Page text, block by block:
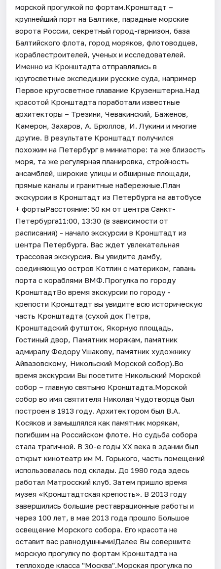
морской прогулкой по фортам.Кронштадт –
крупнейший порт на Балтике, парадные морские
ворота России, секретный город-гарнизон, база
Балтийского флота, город моряков, флотоводцев,
кораблестроителей, ученых и исследователей.
Именно из Кронштадта отправлялись в
кругосветные экспедиции русские суда, например
Первое кругосветное плавание Крузенштерна.Над
красотой Кронштадта поработали известные
архитекторы – Трезини, Чевакинский, Баженов,
Камерон, Захаров, А. Брюллов, И. Лукини и многие
другие. В результате Кронштадт получился
похожим на Петербург в миниатюре: та же близость
моря, та же регулярная планировка, стройность
ансамблей, широкие улицы и обширные площади,
прямые каналы и гранитные набережные.План
экскурсии в Кронштадт из Петербурга на автобусе
+ фортыРасстояние: 50 км от центра Санкт-
Петербурга11:00, 13:30 (в зависимости от
расписания) - начало экскурсии в Кронштадт из
центра Петербурга. Вас ждет увлекательная
трассовая экскурсия. Вы увидите дамбу,
соединяющую остров Котлин с материком, гавань
порта с кораблями ВМФ.Прогулка по городу
КронштадтВо время экскурсии по городу -
крепости Кронштадт вы увидите всю историческую
часть Кронштадта (сухой док Петра,
Кронштадский футшток, Якорную площадь,
Гостиный двор, Памятник морякам, памятник
адмиралу Федору Ушакову, памятник художнику
Айвазовскому, Никольский Морской собор).Во
время экскурсии Вы посетите Никольский Морской
собор – главную святыню Кронштадта.Морской
собор во имя святителя Николая Чудотворца был
построен в 1913 году. Архитектором был В.А.
Косяков и замышлялся как памятник морякам,
погибшим на Российском флоте. Но судьба собора
стала трагичной. В 30-е годы XX века в здании был
открыт кинотеатр им М. Горького, часть помещений
использовалась под склады. До 1980 года здесь
работал Матросский клуб. Затем пришло время
музея «Кронштадтская крепость». В 2013 году
завершились большие реставрационные работы и
через 100 лет, в мае 2013 года прошло Большое
освещение Морского собора. Его красота не
оставит вас равнодушными!Далее Вы совершите
морскую прогулку по фортам Кронштадта на
теплоходе класса "Москва".Морская прогулка по